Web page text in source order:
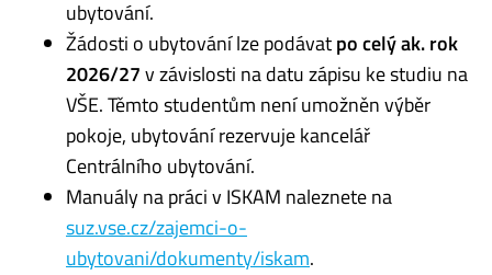
ubytování.
Žádosti o ubytování lze podávatpo celý ak. rok
2026/27v závislosti na datu zápisu ke studiu na
VŠE. Těmto studentům není umožněn výběr
pokoje, ubytování rezervuje kancelář
Centrálního ubytování.
Manuály na práci v ISKAM naleznete na
suz.vse.cz/zajemci-o-
ubytovani/dokumenty/iskam.